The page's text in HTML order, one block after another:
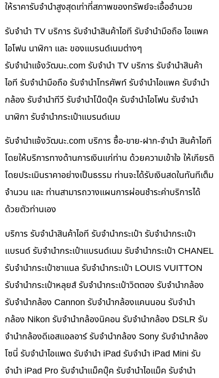
ให้ราคารับจำนำสูงสุดเท่าที่สภาพของทรัพย์จะเอื้ออำนวย
รับจำนำ TV บริการ รับจำนำสินค้าไอที รับจำนำมือถือ ไอแพค
ไอโฟน นาฬิกา และ ของแบรนด์เนมต่างๆ
รับจํานําแจ้งวัฒนะ.com รับจำนำ TV บริการ รับจำนำสินค้า
ไอที รับจำนำมือถือ รับจำนำโทรศัพท์ รับจำนำไอแพค รับจำนำ
กล้อง รับจำนำทีวี รับจำนำโน๊ดบุ๊ค รับจำนำไอโฟน รับจำนำ
นาฬิกา รับจำนำกระเป๋าแบรนด์เนม
รับจํานําแจ้งวัฒนะ.com บริการ ซื้อ-ขาย-ฝาก-จำนำ สินค้าไอที
โดยให้บริการทางด้านการเงินแก่ท่าน ด้วยความเข้าใจ ให้เกียรติ
โดยประเมินราคาอย่างเป็นธรรม ท่านจะได้รับเงินสดในทันทีเต็ม
จำนวน และ ท่านสามารถวางแผนการผ่อนชำระค่าบริการได้
ด้วยตัวท่านเอง
บริการ รับจำนำสินค้าไอที รับจำนำกระเป๋า รับจำนำกระเป๋า
แบรนด์ รับจำนำกระเป๋าแบรนด์เนม รับจำนำกระเป๋า CHANEL
รับจำนำกระเป๋าชาแนล รับจำนำกระเป๋า LOUIS VUITTON
รับจำนำกระเป๋าหลุยส์ รับจำนำกระเป๋าวิตตอง รับจำนำกล้อง
รับจำนำกล้อง Cannon รับจำนำกล้องแคนนอน รับจำนำ
กล้อง Nikon รับจำนำกล้องนิคอน รับจำนำกล้อง DSLR รับ
จำนำกล้องดีเอสแอลอาร์ รับจำนำกล้อง Sony รับจำนำกล้อง
โซนี่ รับจำนำไอแพด รับจำนำ iPad รับจำนำ iPad Mini รับ
จำนำ iPad Pro รับจำนำแม็คบุ๊ค รับจำนำไอแม็ค รับจำนำ